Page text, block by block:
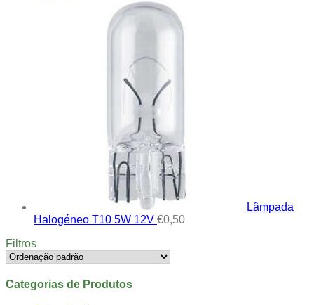
Lâmpada
Halogéneo T10 5W 12V €0,50
Filtros
Categorias de Produtos